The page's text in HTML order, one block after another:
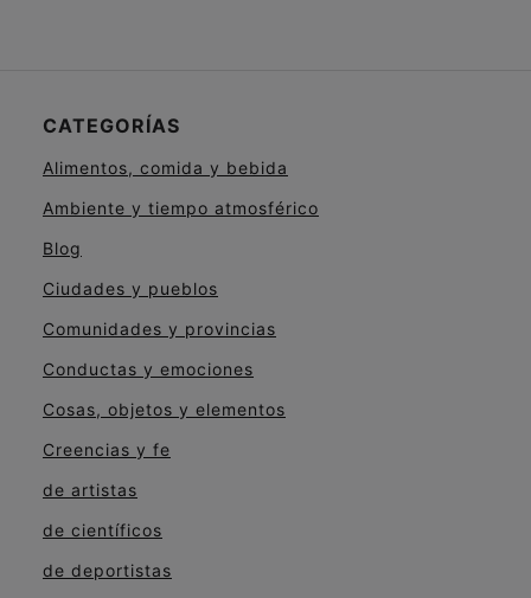
CATEGORÍAS
Alimentos, comida y bebida
Ambiente y tiempo atmosférico
Blog
Ciudades y pueblos
Comunidades y provincias
Conductas y emociones
Cosas, objetos y elementos
Creencias y fe
de artistas
de científicos
de deportistas